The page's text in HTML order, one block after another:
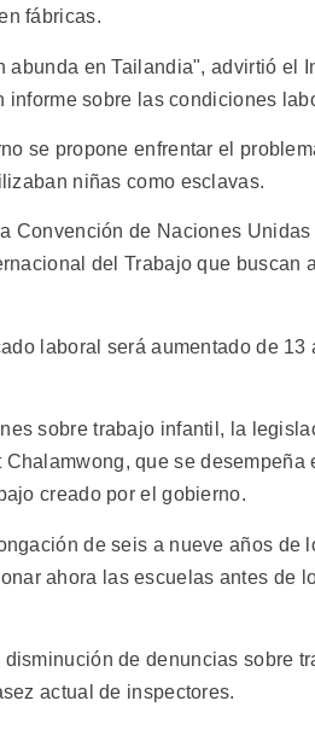
fábricas.
en Tailandia", advirtió el
sobre las condiciones
se propone enfrentar el
niñas como esclavas.
Convención de Naciones Unidas
del Trabajo que buscan
laboral será aumentado de 13
sobre trabajo infantil, la
que se desempeña
creado por el gobierno.
de seis a nueve años de
ahora las escuelas antes de
de denuncias sobre
actual de inspectores.